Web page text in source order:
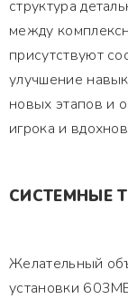
структура
между
присутствуют
улучшение
новых этапов и
игрока и
СИСТЕМНЫЕ
Желательный
установки